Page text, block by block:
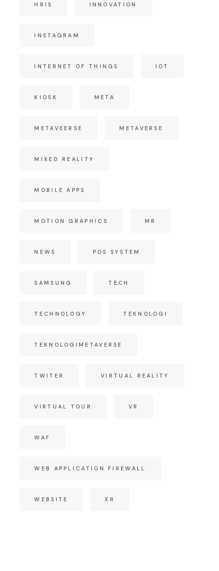
HRIS INNOVATION
INSTAGRAM
INTERNET OF THINGS IOT
KIOSK META
METAVEERSE METAVERSE
MIXED REALITY
MOBILE APPS
MOTION GRAPHICS MR
NEWS POS SYSTEM
SAMSUNG TECH
TECHNOLOGY TEKNOLOGI
TEKNOLOGIMETAVERSE
TWITER VIRTUAL REALITY
VIRTUAL TOUR VR
WAF
WEB APPLICATION FIREWALL
WEBSITE XR